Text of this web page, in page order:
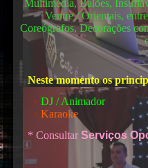
Multimédia, Balões,
Ventre / Orientais,
Coreógrafos, Decorações
Neste momento os
DJ / Animador
Karaoke
* ConsultarServiços